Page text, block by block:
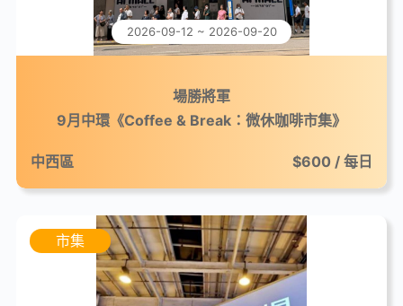
2026-09-12 ~ 2026-09-20
場勝將軍
9月中環《Coffee & Break：微休咖啡市集》
中西區 $600 / 每日
市集